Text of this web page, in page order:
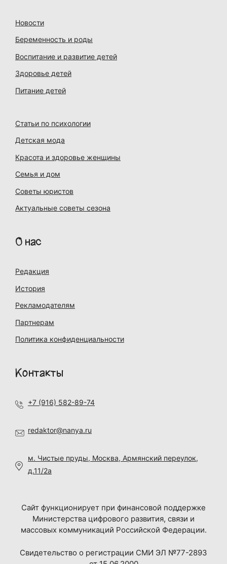
Новости
Беременность и роды
Воспитание и развитие детей
Здоровье детей
Питание детей
Статьи по психологии
Детская мода
Красота и здоровье женщины
Семья и дом
Советы юристов
Актуальные советы сезона
О нас
Редакция
История
Рекламодателям
Партнерам
Политика конфиденциальности
Контакты
+7 (916) 582-89-74
redaktor@nanya.ru
м. Чистые пруды, Москва, Армянский переулок,
д.11/2а
Сайт функционирует при финансовой поддержке
Министерства цифрового развития, связи и
массовых коммуникаций Российской Федерации.
Свидетельство о регистрации СМИ ЭЛ №77-2893